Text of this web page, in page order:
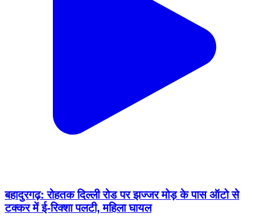
बहादुरगढ़: रोहतक दिल्ली रोड पर झज्जर मोड़ के पास ऑटो से
टक्कर में ई-रिक्शा पलटी, महिला घायल